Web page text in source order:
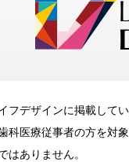
フデザインに掲載して
科医療従事者の方を対
はありません。
メリ
メールマ